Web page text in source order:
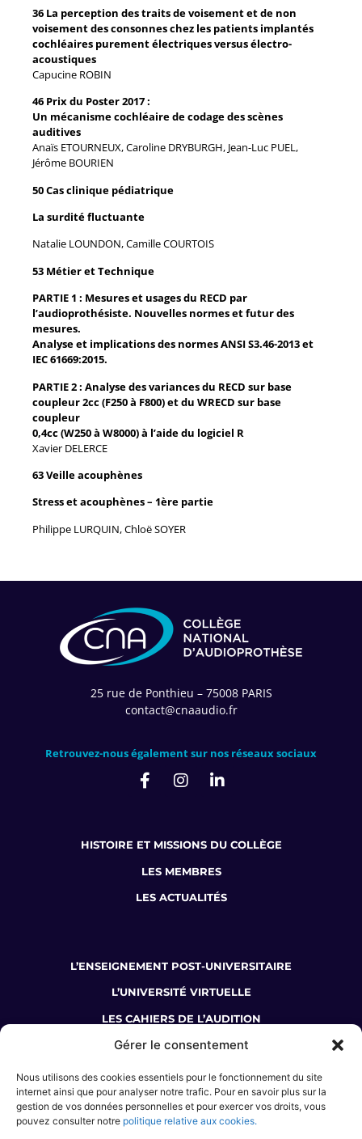
Gérer le consentement
Nous utilisons des cookies essentiels pour le fonctionnement du site
internet ainsi que pour analyser notre trafic. Pour en savoir plus sur la
gestion de vos données personnelles et pour exercer vos droits, vous
pouvez consulter notre politique relative aux cookies.
36 La perception des traits de voisement et de non
voisement des consonnes chez les patients implantés
cochléaires purement électriques versus électro-
acoustiques
Capucine ROBIN
46 Prix du Poster 2017 :
Un mécanisme cochléaire de codage des scènes
auditives
Anaïs ETOURNEUX, Caroline DRYBURGH, Jean-Luc PUEL,
Jérôme BOURIEN
50 Cas clinique pédiatrique
La surdité fluctuante
Natalie LOUNDON, Camille COURTOIS
53 Métier et Technique
PARTIE 1 : Mesures et usages du RECD par
l’audioprothésiste. Nouvelles normes et futur des
mesures.
Analyse et implications des normes ANSI S3.46-2013 et
IEC 61669:2015.
PARTIE 2 : Analyse des variances du RECD sur base
coupleur 2cc (F250 à F800) et du WRECD sur base
coupleur
0,4cc (W250 à W8000) à l’aide du logiciel R
Xavier DELERCE
63 Veille acouphènes
Stress et acouphènes – 1ère partie
Philippe LURQUIN, Chloë SOYER
25 rue de Ponthieu – 75008 PARIS
contact@cnaaudio.fr
Retrouvez-nous également sur nos réseaux sociaux
HISTOIRE ET MISSIONS DU COLLÈGE
LES MEMBRES
LES ACTUALITÉS
L’ENSEIGNEMENT POST-UNIVERSITAIRE
L’UNIVERSITÉ VIRTUELLE
LES CAHIERS DE L’AUDITION
LA BOUTIQUE DU COLLÈGE
JE SUIS AUDIOPROTHÉSISTE
J’ÉTUDIE L’AUDIOPROTHÈSE